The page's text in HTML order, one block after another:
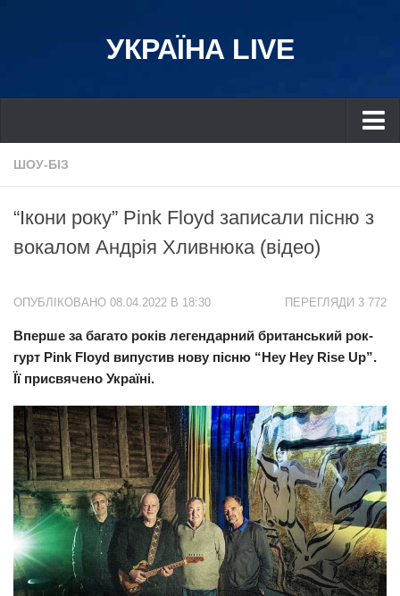
УКРАЇНА LIVE
Україна
Дніпро
Львів
Харків
Донбас
Прикарпаття
Економіка
Політика
Світ
Цікаво
Наука
ШОУ-БІЗ
“Ікони року” Pink Floyd записали пісню з
вокалом Андрія Хливнюка (відео)
ПЕРЕГЛЯДИ 3 772
ОПУБЛІКОВАНО 08.04.2022 В 18:30
Вперше за багато років легендарний британський рок-
гурт Pink Floyd випустив нову пісню “Hey Hey Rise Up”.
Її присвячено Україні.